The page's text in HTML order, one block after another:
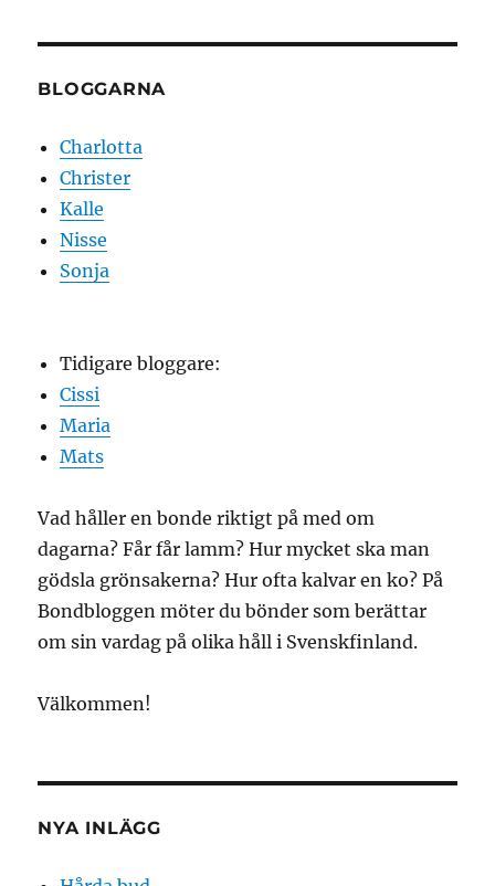
BLOGGARNA
Charlotta
Christer
Kalle
Nisse
Sonja
Tidigare bloggare:
Cissi
Maria
Mats
Vad håller en bonde riktigt på med om
dagarna? Får får lamm? Hur mycket ska man
gödsla grönsakerna? Hur ofta kalvar en ko? På
Bondbloggen möter du bönder som berättar
om sin vardag på olika håll i Svenskfinland.
Välkommen!
NYA INLÄGG